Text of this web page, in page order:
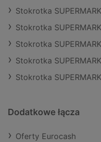
Stokrotka
Stokrotka
Stokrotka
Stokrotka
Stokrotka
Dodatkowe łącza
Oferty Eurocash